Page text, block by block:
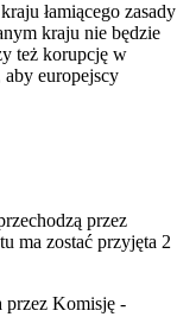
łamiącego zasady
kraju nie będzie
też korupcję w
europejscy
przez
ma zostać przyjęta 2
przez Komisję -